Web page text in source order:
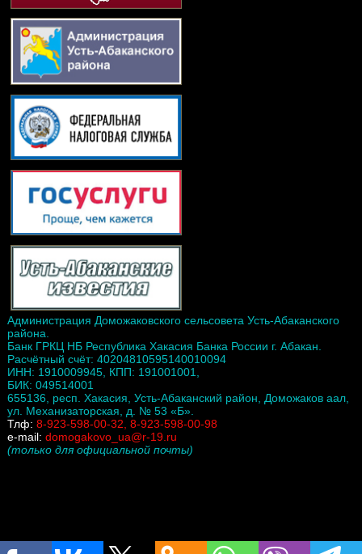
Администрация Доможаковского сельсовета Усть-Абаканского
района.
Банк ГРКЦ НБ Республика Хакасия Банка России г. Абакан.
Расчётный счёт: 40204810595140010094
ИНН: 1910009945, КПП: 191001001,
БИК: 049514001
655136, респ. Хакасия, Усть-Абаканский район, Доможаков аал,
ул. Механизаторская, д. № 53 «Б».
Тлф: 8-923-598-00-32, 8-923-598-00-98
e-mail: domogakovo_ua@r-19.ru
(только для официальной почты)